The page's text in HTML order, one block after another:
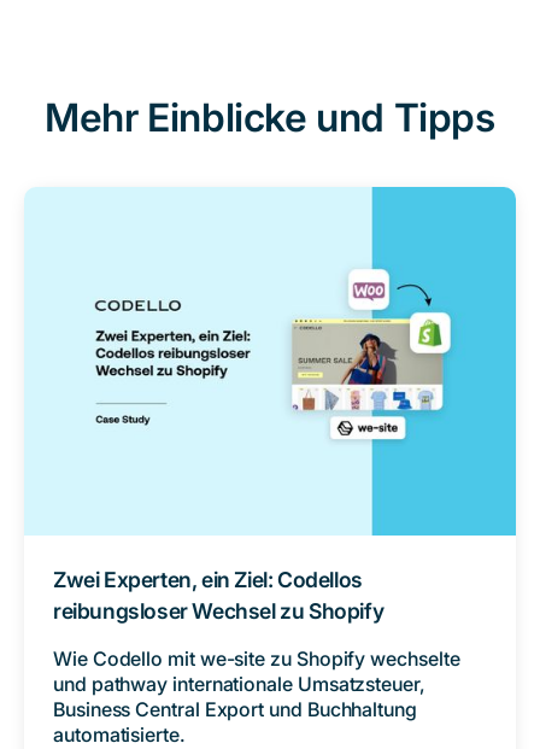
Mehr Einblicke und Tipps
Zwei Experten, ein Ziel: Codellos
reibungsloser Wechsel zu Shopify
Wie Codello mit we-site zu Shopify wechselte
und pathway internationale Umsatzsteuer,
Business Central Export und Buchhaltung
automatisierte.